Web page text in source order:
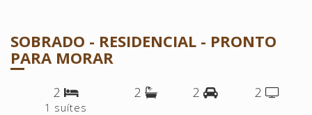
SOBRADO - RESIDENCIAL - PRONTO
PARA MORAR
2
1 suítes
2 2 2